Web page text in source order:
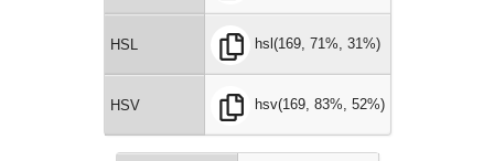
HSL hsl(169, 71%, 31%)
HSV hsv(169, 83%, 52%)